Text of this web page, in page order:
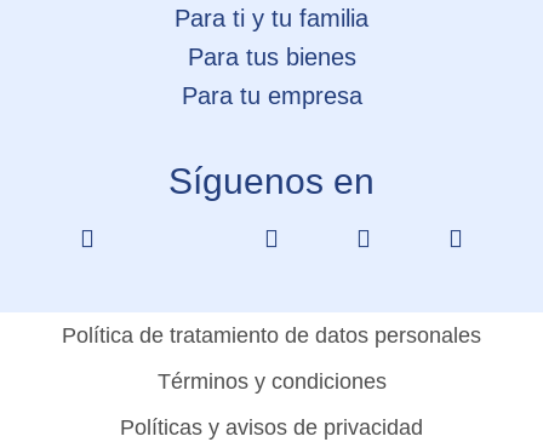
Para ti y tu familia
Para tus bienes
Para tu empresa
Síguenos en
Política de tratamiento de datos personales
Términos y condiciones
Políticas y avisos de privacidad